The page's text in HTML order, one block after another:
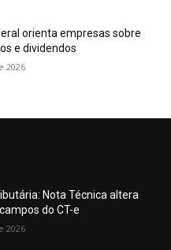
orienta empresas sobre
e dividendos
2026
Nota Técnica altera
do CT-e
2026